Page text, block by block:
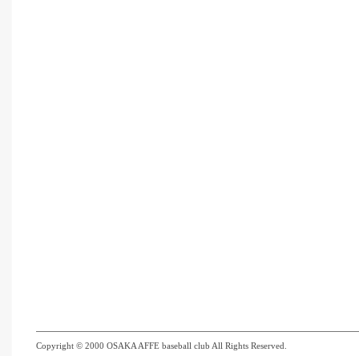
Copyright © 2000 OSAKA AFFE baseball club All Rights Reserved.